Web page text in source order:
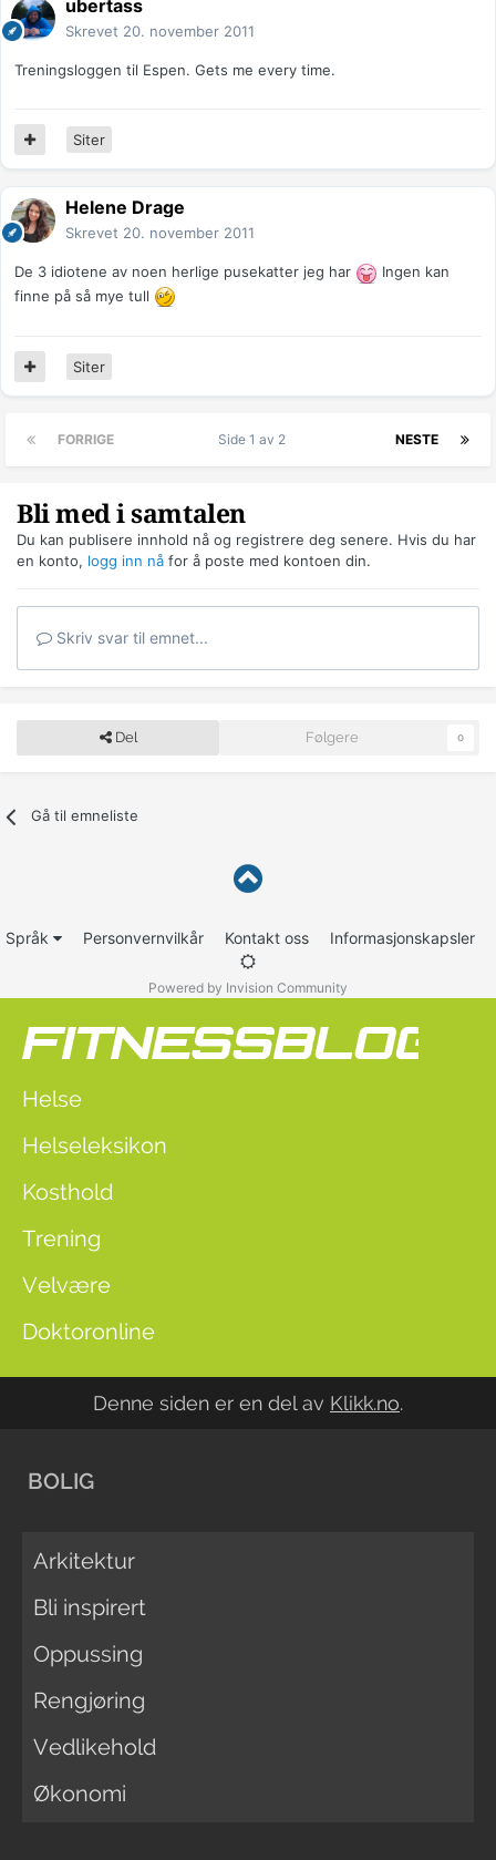
ubertass
Skrevet 20. november 2011
Treningsloggen til Espen. Gets me every time.
Siter
Helene Drage
Skrevet 20. november 2011
De 3 idiotene av noen herlige pusekatter jeg har
Ingen kan
finne på så mye tull
Siter
FORRIGE NESTE
Side 1 av 2
Bli med i samtalen
Du kan publisere innhold nå og registrere deg senere. Hvis du har
en konto, logg inn nå for å poste med kontoen din.
Skriv svar til emnet...
Del Følgere 0
Gå til emneliste
Språk Personvernvilkår Kontakt oss Informasjonskapsler
Powered by Invision Community
Helse
Helseleksikon
Kosthold
Trening
Velvære
Doktoronline
Denne siden er en del av Klikk.no.
BOLIG
Arkitektur
Bli inspirert
Oppussing
Rengjøring
Vedlikehold
Økonomi